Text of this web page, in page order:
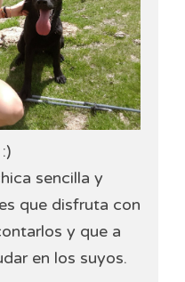
sencilla y
que disfruta con
y que a
en los suyos.